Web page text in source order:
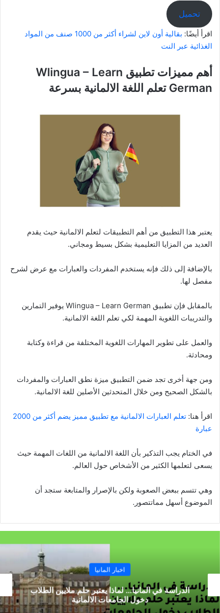
تحميل
اقرأ أيضًا:
بقالية أون لاين لشراء أكثر من 1000 صنف من المواد
الغذائية عبر النت
أهم مميزات تطبيق Wlingua – Learn
German تعلم اللغة الالمانية بسرعة
يعتبر هذا التطبيق من أهم التطبيقات لتعلم الالمانية حيث يقدم
العديد من المزايا التعليمية بشكل بسيط ومجاني.
بالإضافة إلى ذلك فإنه يستخدم المفردات والعبارات مع عرض لشرح
مفصل لها.
بالمقابل فإن تطبيق Wlingua – Learn German يوفير التمارين
والتدريبات اللغوية المهمة لكي تعلم اللغة الالمانية.
والعمل على تطوير المهارات اللغوية المختلفة من قراءة وكتابة
ومحادثة.
ومن جهة أخرى تجد ضمن التطبيق ميزة نطق العبارات والمفردات
بالشكل الصحيح ومن خلال المتحدثين الأصلين للغة الالمانية.
اقرأ هنا:
تعلم العبارات الالمانية مع تطبيق مميز يضم أكثر من 2000
عبارة
في الختام يجب التذكير بأن اللغة الالمانية من اللغات المهمة حيث
يسعى لتعلمها الكثير من الأشخاص حول العالم.
وهي تتسم ببعض الصعوبة ولكن بالإصرار والمتابعة ستجد أن
الموضوع أسهل مماتتصور.
اخبار المانيا
الدراسة في المانيا… لماذا يعتبر حلم ملايين الطلاب
دخول الجامعات الالمانية